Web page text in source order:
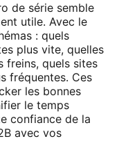
de série semble
utile. Avec le
: quels
plus vite, quelles
freins, quels sites
fréquentes. Ces
les bonnes
le temps
confiance de la
avec vos